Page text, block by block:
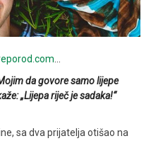
…
da govore samo lijepe
„Lijepa riječ je sadaka!“
sa dva prijatelja otišao na